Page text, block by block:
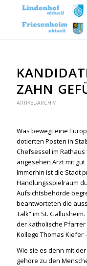
ZAHN
ARTIKEL-ARCHIV
Was bewegt eine
dotierten Posten in
Chefsessel im
angesehen Arzt mit
Immerhin ist die Stadt
Handlungsspielraum
Aufsichtsbehörde
beantworteten die
Talk“ im St.
der katholische Pfarrer
Kollege Thomas Kiefer
Wie sie es denn mit
gehöre zu den